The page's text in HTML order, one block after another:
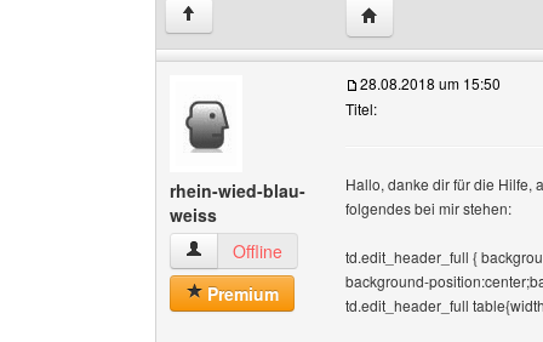
↑ Website dieses
rhein-wied-blau-
weiss
rhein-wied-blau-weiss Benutzer-Profile
Offline
Premium
28.08.2018 um 15:50
Titel:
Hallo, danke dir für die Hilfe,
folgendes bei mir stehen:
td.edit_header_full {
background-
td.edit_header_full